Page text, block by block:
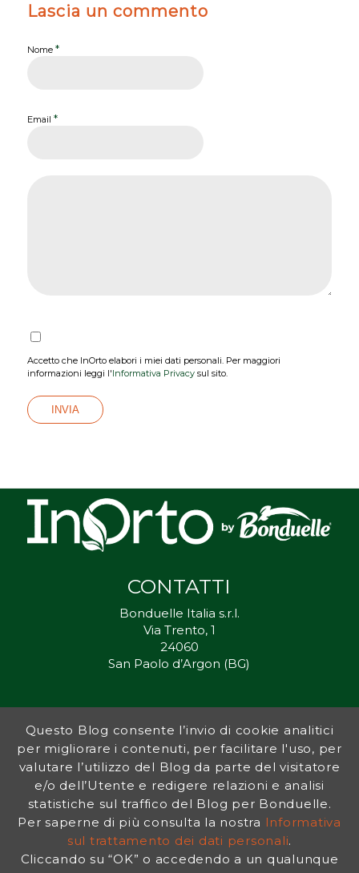
Lascia un commento
Nome *
Email *
Accetto che InOrto elabori i miei dati personali. Per maggiori
informazioni leggi l'Informativa Privacysul sito.
CONTATTI
Bonduelle Italia s.r.l.
Via Trento, 1
24060
San Paolo d’Argon (BG)
Inorto.org è dal 2011 il punto di riferimento per gli ortisti italiani, e
fornisce preziosi consigli sia ai più esperti che a nuovi interessati.
L’obiettivo di Bonduelle è ispirare la transizione verso una dieta a
base vegetale per contribuire al benessere delle persone e del
pianeta. In questo contesto si inserisce InOrto, simbolo dell’amore
per la terra e del rispetto dell’ambiente.
INFORMATIVA PRIVACY| NOTE LEGALI
Questo Blog consente l’invio di cookie analitici
per migliorare i contenuti, per facilitare l'uso, per
valutare l’utilizzo del Blog da parte del visitatore
e/o dell’Utente e redigere relazioni e analisi
statistiche sul traffico del Blog per Bonduelle.
Per saperne di più consulta la nostra Informativa
sul trattamento dei dati personali.
Cliccando su “OK” o accedendo a un qualunque